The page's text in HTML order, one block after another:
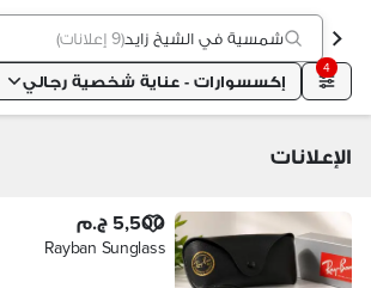
شمسية في الشيخ زايد(9 إعلانات )
4
إكسسوارات - عناية شخصية رجالي
الإعلانات
5,500 ج.م
Rayban Sunglass